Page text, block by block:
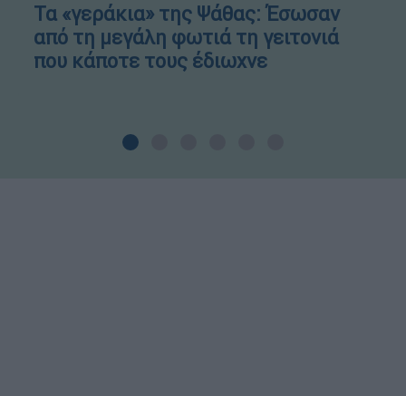
Τα «γεράκια» της Ψάθας: Έσωσαν
από τη μεγάλη φωτιά τη γειτονιά
που κάποτε τους έδιωχνε